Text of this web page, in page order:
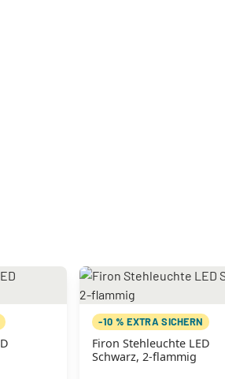
-10 % EXTRA SICHERN
Firon Stehleuchte LED
Schwarz, 2-flammig